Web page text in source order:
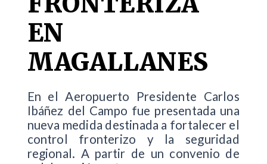
EN
MAGALLANES
En el Aeropuerto Presidente Carlos
Ibáñez del Campo fue presentada una
nueva medida destinada a fortalecer el
control fronterizo y la seguridad
regional. A partir de un convenio de